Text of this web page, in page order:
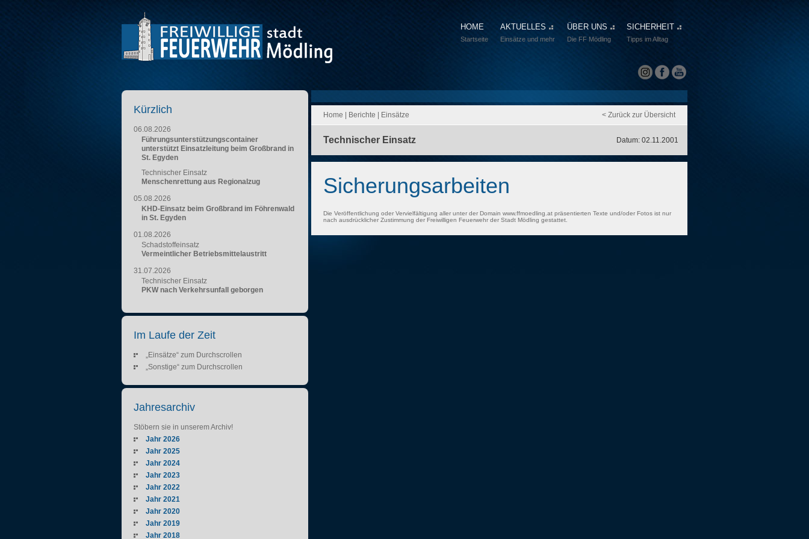
HOME
Startseite
AKTUELLES
Einsätze und mehr
ÜBER UNS
Die FF Mödling
SICHERHEIT
Tipps im Alltag
Home Berichte Einsätze < Zurück zur Übersicht
Technischer Einsatz Datum: 02.11.2001
Sicherungsarbeiten
Die Veröffentlichung oder Vervielfältigung aller unter der Domain www.ffmoedling.at präsentierten Texte und/oder Fotos ist nur
nach ausdrücklicher Zustimmung der Freiwilligen Feuerwehr der Stadt Mödling gestattet.
Kürzlich
06.08.2026
Führungsunterstützungscontainer
unterstützt Einsatzleitung beim Großbrand in
St. Egyden
Technischer Einsatz
Menschenrettung aus Regionalzug
05.08.2026
KHD-Einsatz beim Großbrand im Föhrenwald
in St. Egyden
01.08.2026
Schadstoffeinsatz
Vermeintlicher Betriebsmittelaustritt
31.07.2026
Technischer Einsatz
PKW nach Verkehrsunfall geborgen
Im Laufe der Zeit
„Einsätze“ zum Durchscrollen
„Sonstige“ zum Durchscrollen
Jahresarchiv
Stöbern sie in unserem Archiv!
Jahr 2026
Jahr 2025
Jahr 2024
Jahr 2023
Jahr 2022
Jahr 2021
Jahr 2020
Jahr 2019
Jahr 2018